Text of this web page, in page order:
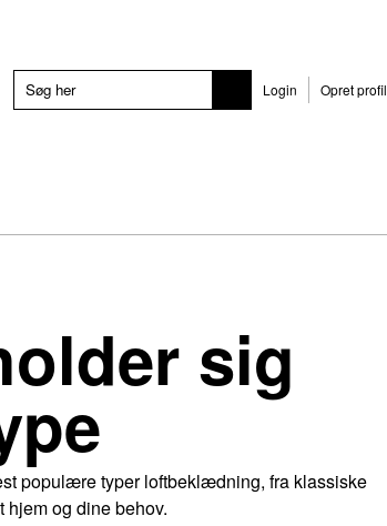
Login Opret profil
sig
populære typer loftbeklædning, fra klassiske
og dine behov.